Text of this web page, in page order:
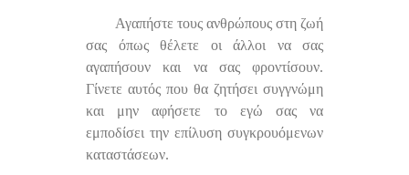
Αγαπήστε τους ανθρώπους στη ζωή
σας όπως θέλετε οι άλλοι να σας
αγαπήσουν και να σας φροντίσουν.
Γίνετε αυτός που θα ζητήσει συγγνώμη
και μην αφήσετε το εγώ σας να
εμποδίσει την επίλυση συγκρουόμενων
καταστάσεων.